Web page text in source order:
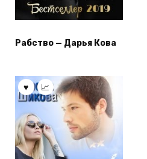
Рабство — Дарья Кова